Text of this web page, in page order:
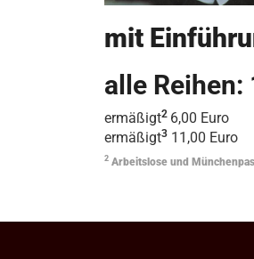
mit
alle Reihen:
ermäßigt2 6,00 Euro
ermäßigt3 11,00 Euro
2 Arbeitslose und